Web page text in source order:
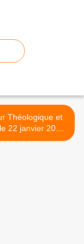
Théologique et
22 janvier 2022
avec le Pasteur